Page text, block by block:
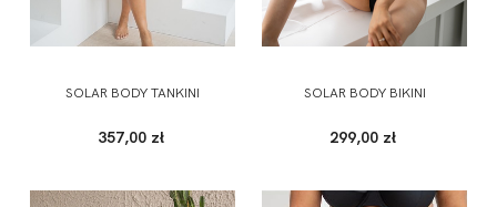
SOLAR BODY TANKINI
357,00 zł
SOLAR BODY BIKINI
299,00 zł